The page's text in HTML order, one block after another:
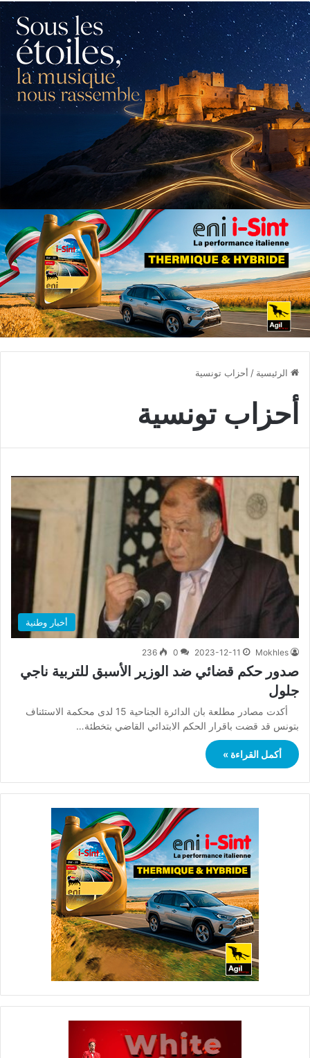
الرئيسية / أحزاب تونسية
أحزاب تونسية
أخبار وطنية
Mokhles
2023-12-11
0
236
صدور حكم قضائي ضد الوزير الأسبق للتربية ناجي
جلول
أكدت مصادر مطلعة بان الدائرة الجناحية 15 لدى محكمة الاستئناف
بتونس قد قضت باقرار الحكم الابتدائي القاضي بتخطئة…
أكمل القراءة »